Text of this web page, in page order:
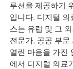
루션을 제공하기
입니다. 디지털
스는 유럽 및 그
전문가, 공공 부
열린 마음을 가진
에서 디지털 의료